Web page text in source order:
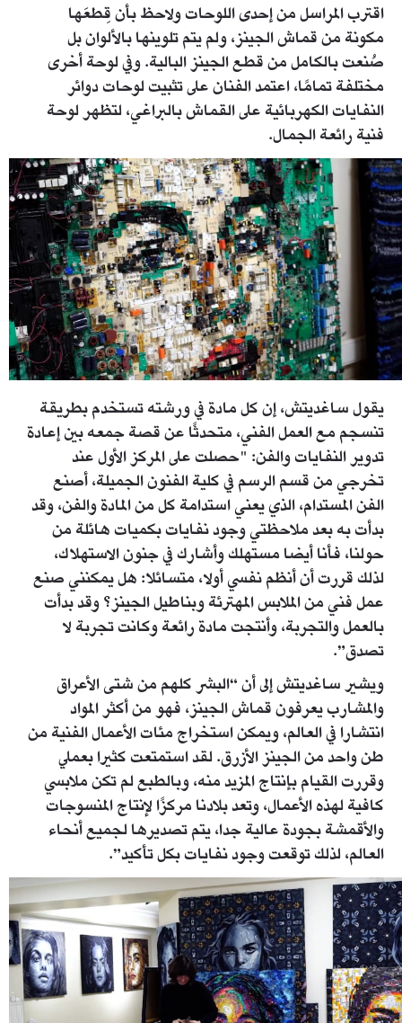
اقترب المراسل من إحدى اللوحات ولاحظ بأن قِطعَها
مكونة من قماش الجينز، ولم يتم تلوينها بالألوان بل
صُنعت بالكامل من قطع الجينز البالية. وفي لوحة أخرى
مختلفة تمامًا، اعتمد الفنان على تثبيت لوحات دوائر
النفايات الكهربائية على القماش بالبراغي، لتظهر لوحة
فنية رائعة الجمال.
master_00_03_01_22_still014.jpg
يقول ساغديتش، إن كل مادة في ورشته تستخدم بطريقة
تنسجم مع العمل الفني، متحدثًا عن قصة جمعه بين إعادة
تدوير النفايات والفن: "حصلت على المركز الأول عند
تخرجي من قسم الرسم في كلية الفنون الجميلة، أصنع
الفن المستدام، الذي يعني استدامة كل من المادة والفن، وقد
بدأت به بعد ملاحظتي وجود نفايات بكميات هائلة من
حولنا، فأنا أيضا مستهلك وأشارك في جنون الاستهلاك،
لذلك قررت أن أنظم نفسي أولا، متسائلا: هل يمكنني صنع
عمل فني من الملابس المهترئة وبناطيل الجينز؟ وقد بدأت
بالعمل والتجربة، وأنتجت مادة رائعة وكانت تجربة لا
تصدق”.
ويشير ساغديتش إلى أن “البشر كلهم من شتى الأعراق
والمشارب يعرفون قماش الجينز، فهو من أكثر المواد
انتشارا في العالم، ويمكن استخراج مئات الأعمال الفنية من
طن واحد من الجينز الأزرق. لقد استمتعت كثيرا بعملي
وقررت القيام بإنتاج المزيد منه، وبالطبع لم تكن ملابسي
كافية لهذه الأعمال، وتعد بلادنا مركزًا لإنتاج المنسوجات
والأقمشة بجودة عالية جدا، يتم تصديرها لجميع أنحاء
العالم، لذلك توقعت وجود نفايات بكل تأكيد”.
master_00_00_52_24_still004.jpg